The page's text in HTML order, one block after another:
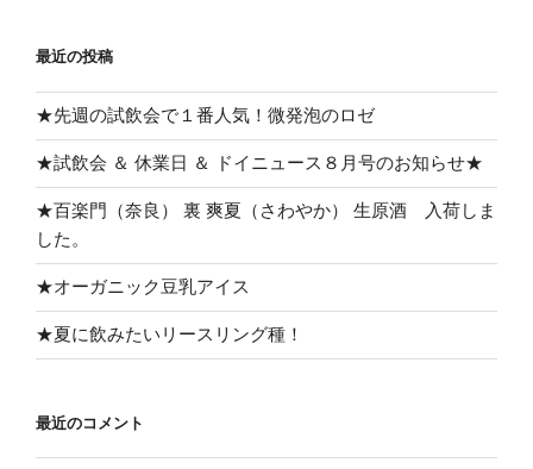
最近の投稿
★先週の試飲会で１番人気！微発泡のロゼ
★試飲会 ＆ 休業日 ＆ ドイニュース８月号のお知らせ★
★百楽門（奈良） 裏 爽夏（さわやか） 生原酒 入荷しま
した。
★オーガニック豆乳アイス
★夏に飲みたいリースリング種！
最近のコメント